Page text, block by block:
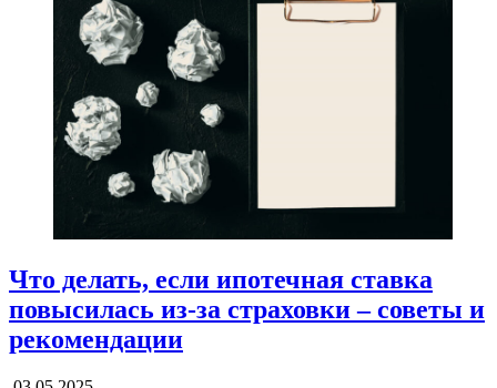
Что делать, если ипотечная ставка
повысилась из-за страховки – советы и
рекомендации